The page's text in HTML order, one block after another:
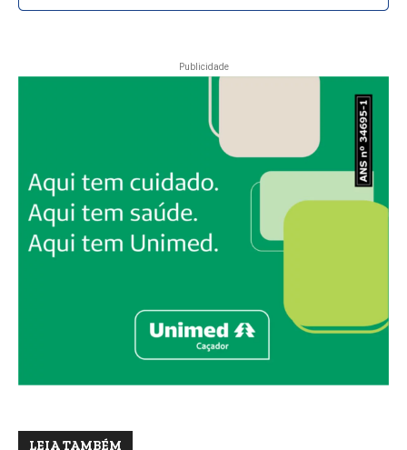
Publicidade
LEIA TAMBÉM